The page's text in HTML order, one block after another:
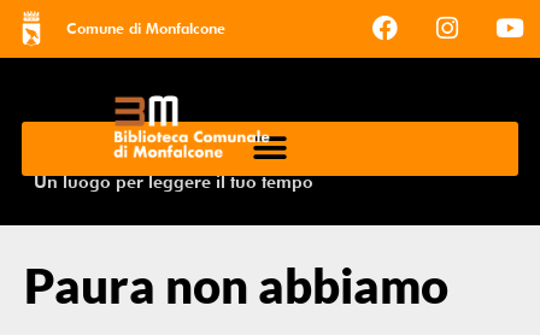
Comune di Monfalcone
Un luogo per leggere il tuo tempo
Paura non abbiamo